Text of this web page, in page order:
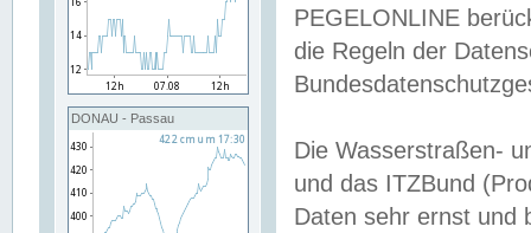
DONAU - Passau
PEGELONLINE
die Regeln der
Die Wasserstraßen-
und das ITZBund
Daten sehr ernst und